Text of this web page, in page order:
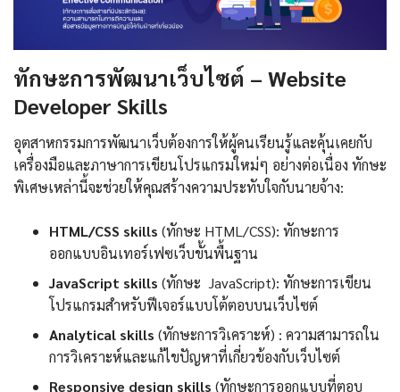
ทักษะการพัฒนาเว็บไซต์ – Website
Developer Skills
อุตสาหกรรมการพัฒนาเว็บต้องการให้ผู้คนเรียนรู้และคุ้นเคยกับ
เครื่องมือและภาษาการเขียนโปรแกรมใหม่ๆ อย่างต่อเนื่อง ทักษะ
พิเศษเหล่านี้จะช่วยให้คุณสร้างความประทับใจกับนายจ้าง:
HTML/CSS skills (ทักษะ HTML/CSS): ทักษะการ
ออกแบบอินเทอร์เฟซเว็บขั้นพื้นฐาน
JavaScript skills (ทักษะ JavaScript): ทักษะการเขียน
โปรแกรมสำหรับฟีเจอร์แบบโต้ตอบบนเว็บไซต์
Analytical skills (ทักษะการวิเคราะห์) : ความสามารถใน
การวิเคราะห์และแก้ไขปัญหาที่เกี่ยวข้องกับเว็บไซต์
Responsive design skills (ทักษะการออกแบบที่ตอบ